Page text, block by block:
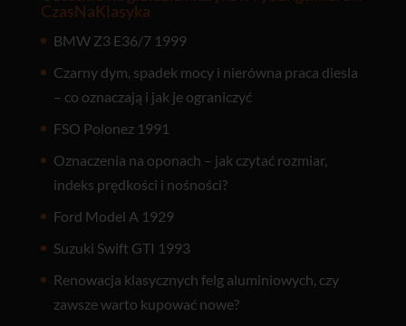
CzasNaKlasyka
BMW Z3 E36/7 1999
Czarny dym, spadek mocy i nierówna praca diesla
– co oznaczają i jak je ograniczyć
FSO Polonez 1991
Oznaczenia na oponach – jak czytać rozmiar,
indeks prędkości i nośności?
Ford Model A 1929
Suzuki Swift GTI 1993
Renowacja klasycznych felg aluminiowych, czy
zawsze warto kupować nowe?